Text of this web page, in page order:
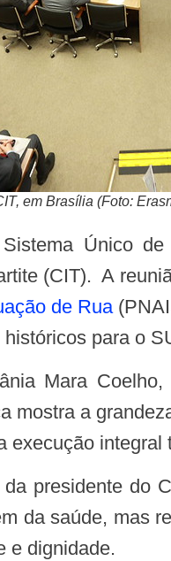
em Brasília (Foto:
(CIT). A
de Rua
para o
mostra a
execução
da saúde, mas
e dignidade.